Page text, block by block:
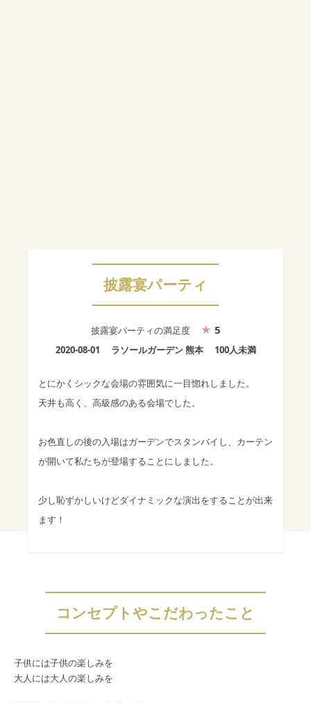
披露宴パーティ
披露宴パーティの満足度 5
2020-08-01 ラソールガーデン 熊本 100人未満
とにかくシックな会場の雰囲気に一目惚れしました。
天井も高く、高級感のある会場でした。
お色直しの後の入場はガーデンでスタンバイし、カーテン
が開いて私たちが登場することにしました。
少し恥ずかしいけどダイナミックな演出をすることが出来
ます！
コンセプトやこだわったこと
子供には子供の楽しみを
大人には大人の楽しみを